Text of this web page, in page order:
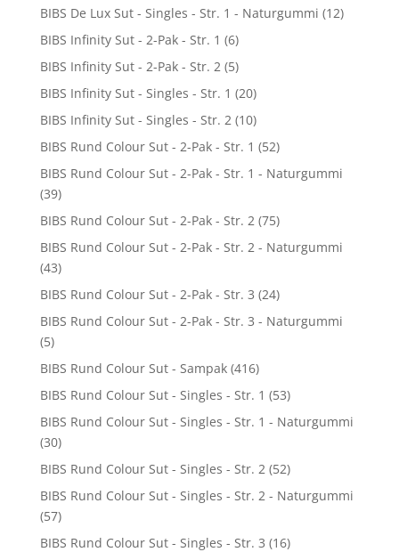
BIBS De Lux Sut - Singles - Str. 1 - Naturgummi (12)
BIBS Infinity Sut - 2-Pak - Str. 1 (6)
BIBS Infinity Sut - 2-Pak - Str. 2 (5)
BIBS Infinity Sut - Singles - Str. 1 (20)
BIBS Infinity Sut - Singles - Str. 2 (10)
BIBS Rund Colour Sut - 2-Pak - Str. 1 (52)
BIBS Rund Colour Sut - 2-Pak - Str. 1 - Naturgummi
(39)
BIBS Rund Colour Sut - 2-Pak - Str. 2 (75)
BIBS Rund Colour Sut - 2-Pak - Str. 2 - Naturgummi
(43)
BIBS Rund Colour Sut - 2-Pak - Str. 3 (24)
BIBS Rund Colour Sut - 2-Pak - Str. 3 - Naturgummi
(5)
BIBS Rund Colour Sut - Sampak (416)
BIBS Rund Colour Sut - Singles - Str. 1 (53)
BIBS Rund Colour Sut - Singles - Str. 1 - Naturgummi
(30)
BIBS Rund Colour Sut - Singles - Str. 2 (52)
BIBS Rund Colour Sut - Singles - Str. 2 - Naturgummi
(57)
BIBS Rund Colour Sut - Singles - Str. 3 (16)